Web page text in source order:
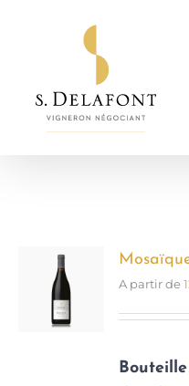
A partir de